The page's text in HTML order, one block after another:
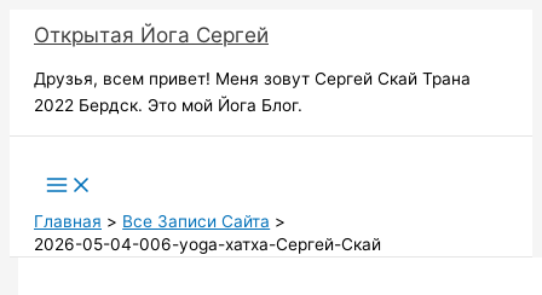
содержимому
Открытая Йога Сергей
Друзья, всем привет! Меня зовут Сергей Скай Трана
2022 Бердск. Это мой Йога Блог.
Главная
Все Записи Сайта
2026-05-04-006-yoga-хатха-Сергей-Скай